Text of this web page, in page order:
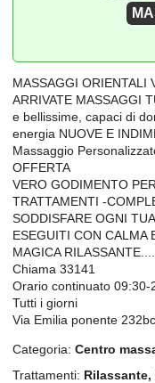
MASSAGGI ORIENTALI
ARRIVATE MASSAGGI
e bellissime, capaci di
energia NUOVE E
Massaggio
OFFERTA
VERO GODIMENTO
TRATTAMENTI -
SODDISFARE OGNI
ESEGUITI CON CALMA
MAGICA RILASSANTE......
Chiama 33141
Orario continuato 09:30-
Tutti i giorni
Via Emilia ponente
Categoria: Centro
Trattamenti: